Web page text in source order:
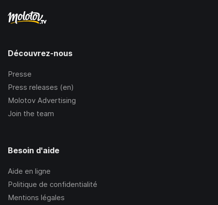
Découvrez-nous
Presse
Press releases (en)
Molotov Advertising
Join the team
Besoin d'aide
Aide en ligne
Politique de confidentialité
Mentions légales